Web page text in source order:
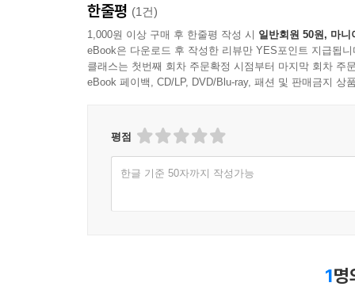
한줄평 (1건)
1,000원 이상 구매 후 한줄평 작성 시 일반회원 50원, 마니
eBook은 다운로드 후 작성한 리뷰만 YES포인트 지급됩니
클래스는 첫번째 회차 주문확정 시점부터 마지막 회차 주
eBook 페이백, CD/LP, DVD/Blu-ray, 패션 및 판매금지 상
평점
한글 기준 50자까지 작성가능
1명